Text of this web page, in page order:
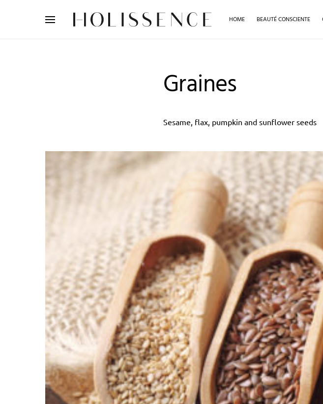
HOME BEAUTÉ CONSCIENTE
Graines
Sesame, flax, pumpkin and sunflower seeds